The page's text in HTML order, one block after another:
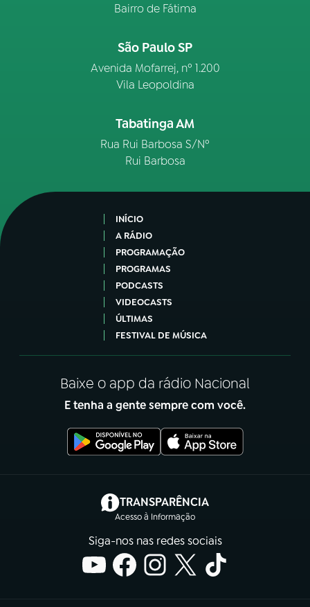
Bairro de Fátima
São Paulo SP
Avenida Mofarrej, nº 1.200
Vila Leopoldina
Tabatinga AM
Rua Rui Barbosa S/Nº
Rui Barbosa
INÍCIO
A RÁDIO
PROGRAMAÇÃO
PROGRAMAS
PODCASTS
VIDEOCASTS
ÚLTIMAS
FESTIVAL DE MÚSICA
Baixe o app da rádio Nacional
E tenha a gente sempre com você.
TRANSPARÊNCIA
Acesso à Informação
(abre em nova aba)
Siga-nos nas redes sociais